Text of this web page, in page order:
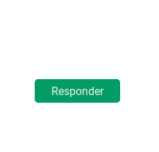
Responder